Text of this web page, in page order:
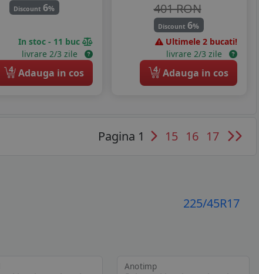
Discount6%
In stoc - 11 buc
livrare 2/3 zile
4 Adauga in cos
401 RON
Discount6%
Ultimele 2 bucati!
livrare 2/3 zile
4 Adauga in cos
Pagina 1 15 16 17
225/45R17
Anotimp